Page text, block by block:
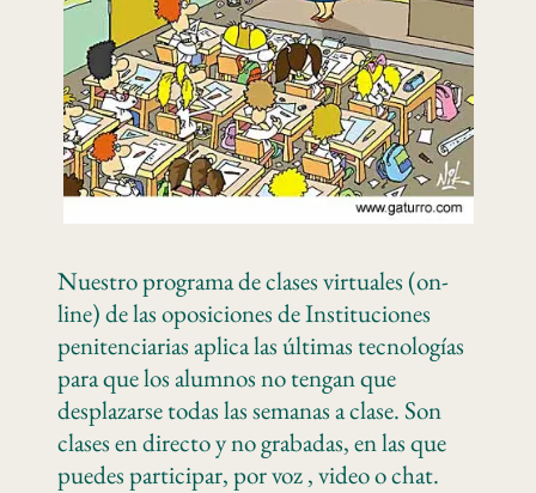
Nuestro programa de clases virtuales (on-
line) de las oposiciones de Instituciones
penitenciarias aplica las últimas tecnologías
para que los alumnos no tengan que
desplazarse todas las semanas a clase. Son
clases en directo y no grabadas, en las que
puedes participar, por voz , video o chat.